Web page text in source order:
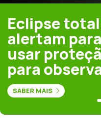
Eclipse
alertam
usar
para
SABER MAIS